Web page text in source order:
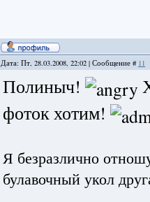
Дата: Пт, 28.03.2008, 22:02 | Сообщение # 11
Полиныч!
фоток хотим!
Я безразлично
булавочный укол